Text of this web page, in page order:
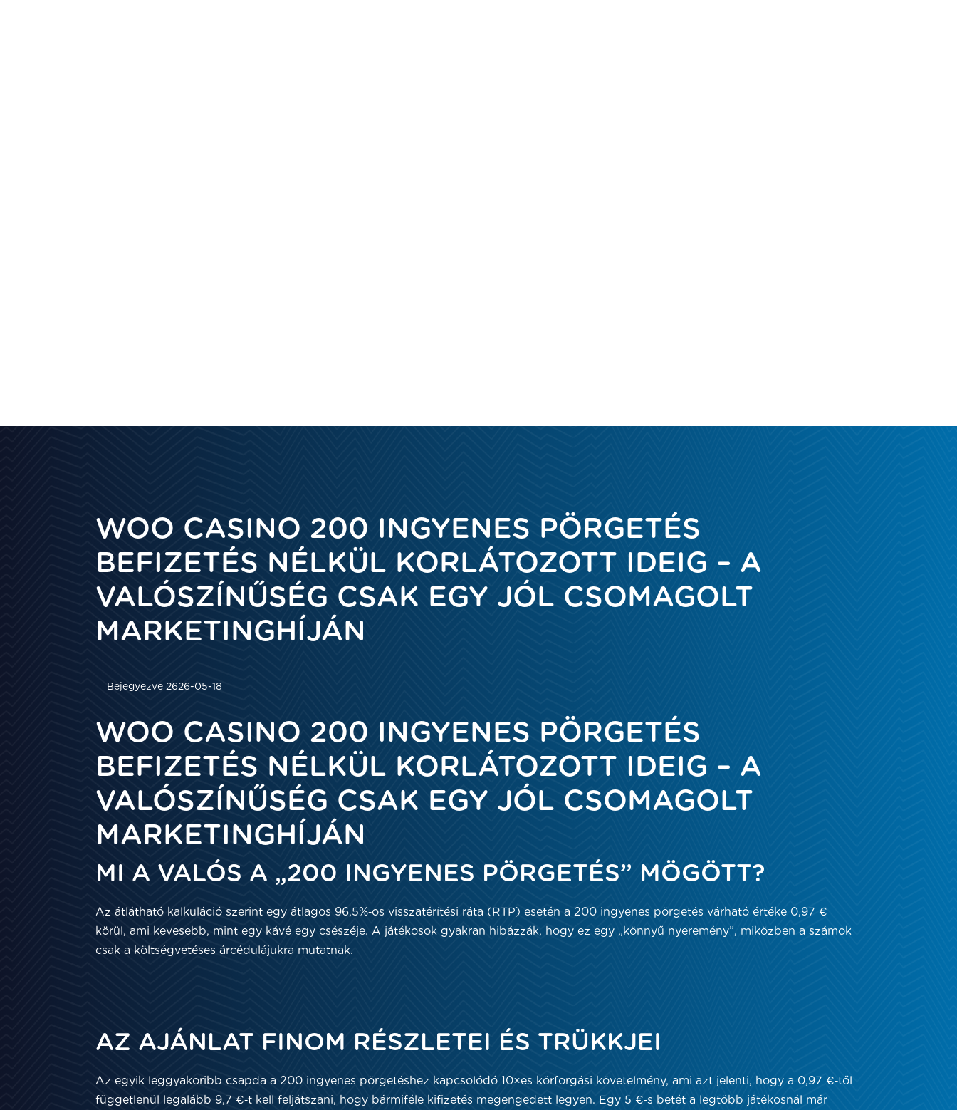
WOO CASINO 200 INGYENES PÖRGETÉS
BEFIZETÉS NÉLKÜL KORLÁTOZOTT IDEIG – A
VALÓSZÍNŰSÉG CSAK EGY JÓL CSOMAGOLT
MARKETINGHÍJÁN
Bejegyezve 2626-05-18
WOO CASINO 200 INGYENES PÖRGETÉS
BEFIZETÉS NÉLKÜL KORLÁTOZOTT IDEIG – A
VALÓSZÍNŰSÉG CSAK EGY JÓL CSOMAGOLT
MARKETINGHÍJÁN
MI A VALÓS A „200 INGYENES PÖRGETÉS” MÖGÖTT?
Az átlátható kalkuláció szerint egy átlagos 96,5%‑os visszatérítési ráta (RTP) esetén a 200 ingyenes pörgetés várható értéke 0,97 €
körül, ami kevesebb, mint egy kávé egy csészéje. A játékosok gyakran hibázzák, hogy ez egy „könnyű nyeremény”, miközben a számok
csak a költségvetéses árcédulájukra mutatnak.
AZ AJÁNLAT FINOM RÉSZLETEI ÉS TRÜKKJEI
Az egyik leggyakoribb csapda a 200 ingyenes pörgetéshez kapcsolódó 10×es körforgási követelmény, ami azt jelenti, hogy a 0,97 €‑től
függetlenül legalább 9,7 €‑t kell feljátszani, hogy bármiféle kifizetés megengedett legyen. Egy 5 €‑s betét a legtöbb játékosnál már